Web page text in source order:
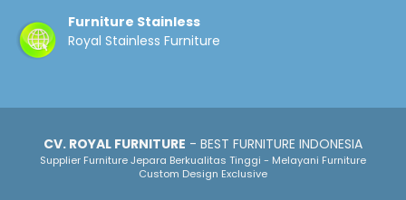
Furniture Stainless
Royal Stainless Furniture
CV. ROYAL FURNITURE - BEST FURNITURE INDONESIA
Supplier Furniture Jepara Berkualitas Tinggi - Melayani Furniture
Custom Design Exclusive